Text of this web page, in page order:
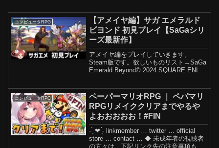
コンピュータRPG
【アメイヤ編】サガ エメラルド
ビヨンド 初見プレイ【SaGaシリ
ーズ最新作】
アメイヤ編をプレイしていきます。
Steam版です。欲しいものリスト→SaGa
Emerald Beyond© 2024 SQUARE ENIX
コンピュータRPG
ペーパーマリオRPG ｜ ペパマリ
RPGリメイククリアまでやるや
よおおおおお！#FIN
- ̗̀ ❤︎‬‪ ̖́- linkmember … twitter … official
store … contact … ◆ 未成年者の視聴者
の方々は、下記リンク先の注意事項もご